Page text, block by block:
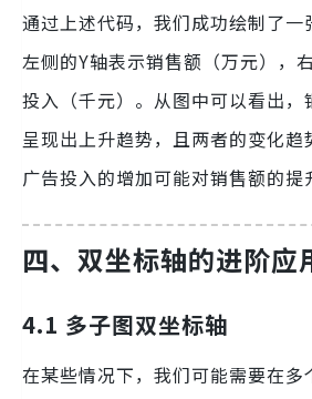
通过上述代码，我们成功绘制了一
左侧的Y轴表示销售额（万元），
投入（千元）。从图中可以看出，
呈现出上升趋势，且两者的变化
广告投入的增加可能对销售额的提
四、双坐标轴的进阶应
4.1 多子图双坐标轴
在某些情况下，我们可能需要在多